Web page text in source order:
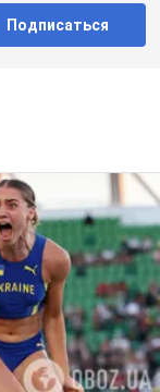
Подписаться